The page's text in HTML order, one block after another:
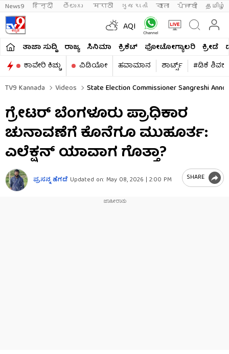
News9 हिन्दी తెలుగు मराठी ગુજરાતી বাংলা ਪੰਜਾਬੀ தமிழ்
AQI
ತಾಜಾ ಸುದ್ದಿ ರಾಜ್ಯ ಸಿನಿಮಾ ಕ್ರಿಕೆಟ್​ ಫೋಟೋಗ್ಯಾಲರಿ ಕ್ರೀಡೆ
ಕಾವೇರಿ ಕಿಚ್ಚು
ವಿಡಿಯೋ ಹವಾಮಾನ ಶಾರ್ಟ್ಸ್​
#ಡಿಕೆ
TV9 Kannada
Videos State Election Commissioner Sangreshi
ಗ್ರೇಟರ್​​ ಬೆಂಗಳೂರು ಪ್ರಾಧಿಕಾರ
ಚುನಾವಣೆಗೆ ಕೊನೆಗೂ ಮುಹೂರ್ತ:
ಎಲೆಕ್ಷನ್​​ ಯಾವಾಗ ಗೊತ್ತಾ?
ಪ್ರಸನ್ನ ಹೆಗಡೆ Updated on: May 08, 2026 | 2:00 PM SHARE